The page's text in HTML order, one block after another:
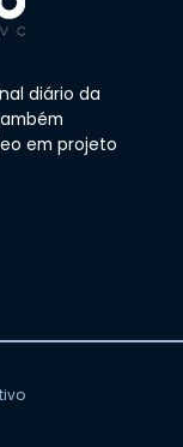
diário da
em projeto